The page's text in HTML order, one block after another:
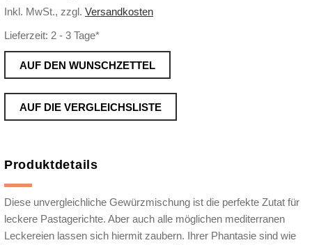
Inkl. MwSt., zzgl. Versandkosten
Lieferzeit: 2 - 3 Tage*
AUF DEN WUNSCHZETTEL
AUF DIE VERGLEICHSLISTE
Produktdetails
Diese unvergleichliche Gewürzmischung ist die perfekte Zutat für
leckere Pastagerichte. Aber auch alle möglichen mediterranen
Leckereien lassen sich hiermit zaubern. Ihrer Phantasie sind wie